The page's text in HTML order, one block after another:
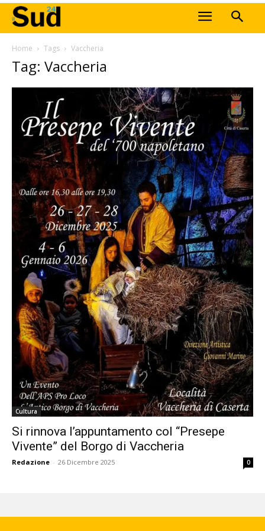
Home Tags Vaccheria
Tag: Vaccheria
Cultura
Si rinnova l’appuntamento col “Presepe
Vivente” del Borgo di Vaccheria
Redazione - 26 Dicembre 2025 0